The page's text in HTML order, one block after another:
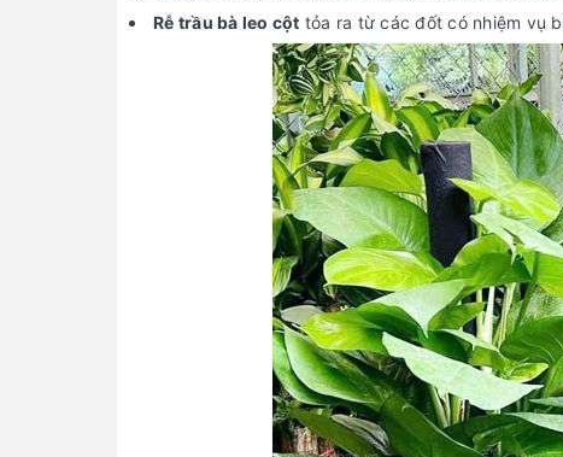
Rễ trầu bà leo cột tỏa ra từ các đốt có nhiệm vụ